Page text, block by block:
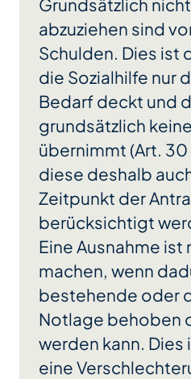
Grundsätzlich
abzuziehen sind
Schulden. Dies ist
die Sozialhilfe nur
Bedarf deckt und
grundsätzlich
übernimmt (Art. 30
diese deshalb
Zeitpunkt der
berücksichtigt
Eine Ausnahme ist
machen, wenn
bestehende oder
Notlage behoben
werden kann. Dies
eine